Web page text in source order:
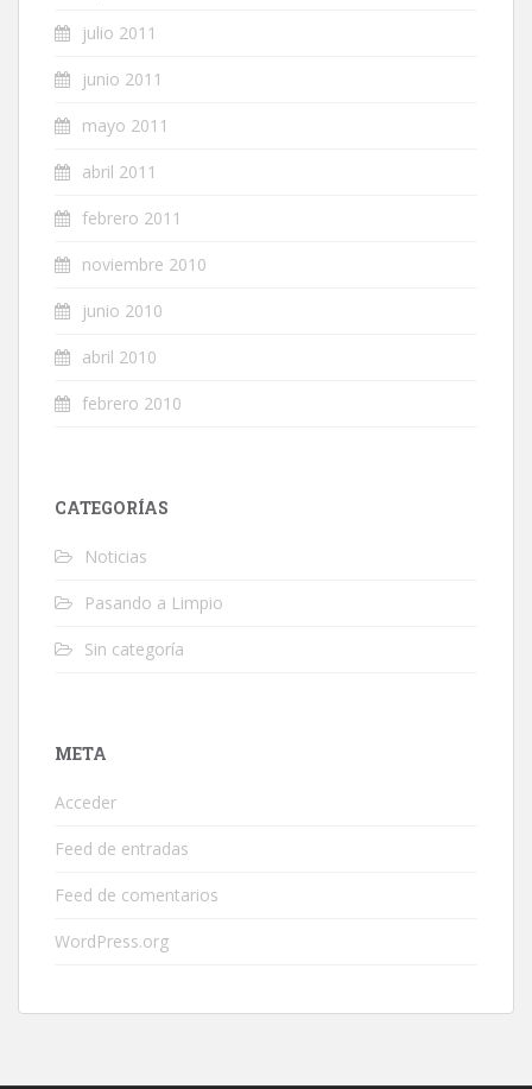
julio 2011
junio 2011
mayo 2011
abril 2011
febrero 2011
noviembre 2010
junio 2010
abril 2010
febrero 2010
CATEGORÍAS
Noticias
Pasando a Limpio
Sin categoría
META
Acceder
Feed de entradas
Feed de comentarios
WordPress.org